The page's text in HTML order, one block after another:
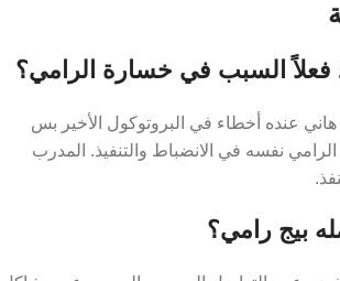
فعلاً السبب في خسارة الرامي؟
عنده أخطاء في البروتوكول الأخير بس
الرامي نفسه في الانضباط والتنفيذ. المدرب
بيج رامي؟